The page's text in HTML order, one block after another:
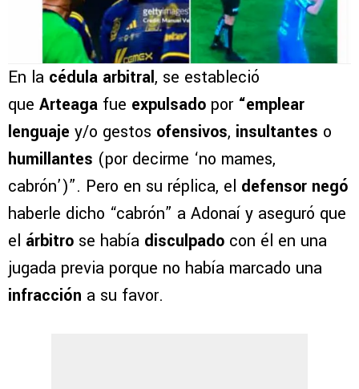
En la cédula arbitral, se estableció
que Arteaga fue expulsado por “emplear
lenguaje y/o gestos ofensivos, insultantes o
humillantes (por decirme ‘no mames,
cabrón’)”. Pero en su réplica, el defensor negó
haberle dicho “cabrón” a Adonaí y aseguró que
el árbitro se había disculpado con él en una
jugada previa porque no había marcado una
infracción a su favor.